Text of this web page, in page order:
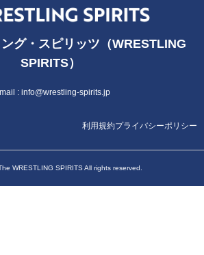
グ・スピリッツ（WRESTLING
SPIRITS）
: info@wrestling-spirits.jp
利用規約プライバシーポリシー
WRESTLING SPIRITS All rights reserved.